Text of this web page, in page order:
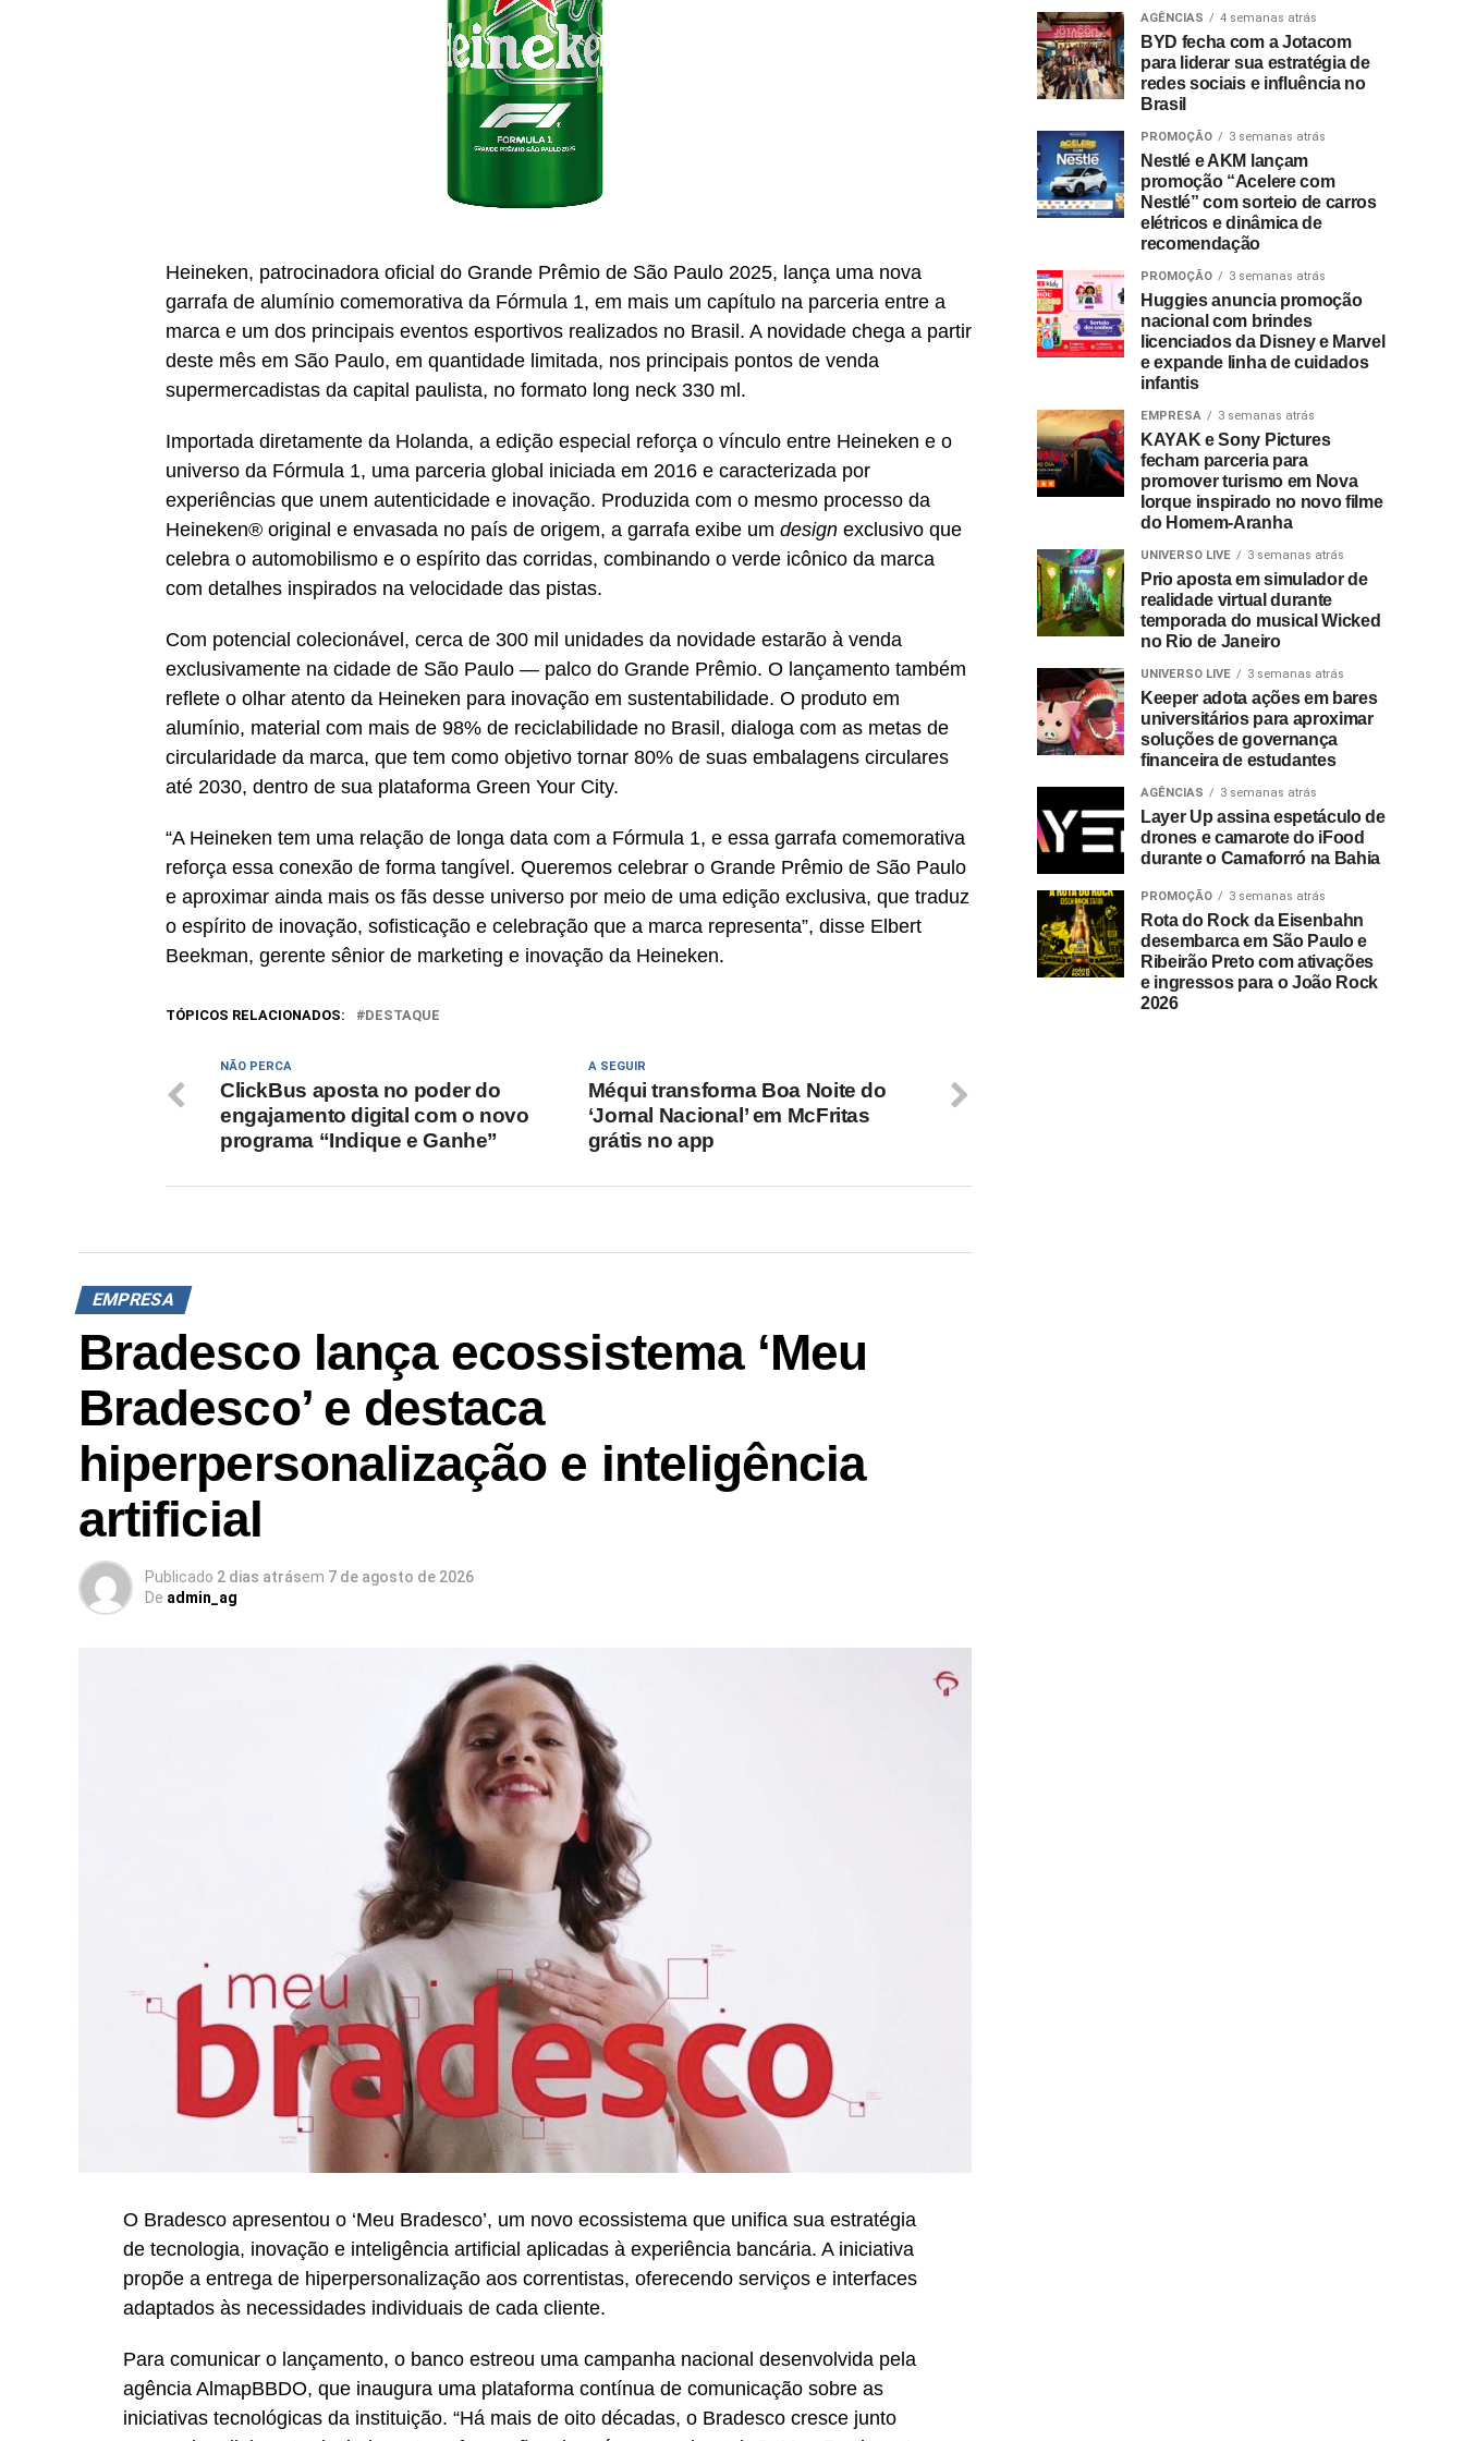
Heineken, patrocinadora oficial do Grande Prêmio de São Paulo 2025, lança uma nova
garrafa de alumínio comemorativa da Fórmula 1, em mais um capítulo na parceria entre a
marca e um dos principais eventos esportivos realizados no Brasil. A novidade chega a partir
deste mês em São Paulo, em quantidade limitada, nos principais pontos de venda
supermercadistas da capital paulista, no formato long neck 330 ml.
Importada diretamente da Holanda, a edição especial reforça o vínculo entre Heineken e o
universo da Fórmula 1, uma parceria global iniciada em 2016 e caracterizada por
experiências que unem autenticidade e inovação. Produzida com o mesmo processo da
Heineken® original e envasada no país de origem, a garrafa exibe um design exclusivo que
celebra o automobilismo e o espírito das corridas, combinando o verde icônico da marca
com detalhes inspirados na velocidade das pistas.
Com potencial colecionável, cerca de 300 mil unidades da novidade estarão à venda
exclusivamente na cidade de São Paulo — palco do Grande Prêmio. O lançamento também
reflete o olhar atento da Heineken para inovação em sustentabilidade. O produto em
alumínio, material com mais de 98% de reciclabilidade no Brasil, dialoga com as metas de
circularidade da marca, que tem como objetivo tornar 80% de suas embalagens circulares
até 2030, dentro de sua plataforma Green Your City.
“A Heineken tem uma relação de longa data com a Fórmula 1, e essa garrafa comemorativa
reforça essa conexão de forma tangível. Queremos celebrar o Grande Prêmio de São Paulo
e aproximar ainda mais os fãs desse universo por meio de uma edição exclusiva, que traduz
o espírito de inovação, sofisticação e celebração que a marca representa”, disse Elbert
Beekman, gerente sênior de marketing e inovação da Heineken.
TÓPICOS RELACIONADOS: DESTAQUE
A SEGUIR
Méqui transforma Boa Noite do
‘Jornal Nacional’ em McFritas
grátis no app
NÃO PERCA
ClickBus aposta no poder do
engajamento digital com o novo
programa “Indique e Ganhe”
EMPRESA
Bradesco lança ecossistema ‘Meu
Bradesco’ e destaca
hiperpersonalização e inteligência
artificial
Publicado 2 dias atrásem 7 de agosto de 2026
De admin_ag
O Bradesco apresentou o ‘Meu Bradesco’, um novo ecossistema que unifica sua estratégia
de tecnologia, inovação e inteligência artificial aplicadas à experiência bancária. A iniciativa
propõe a entrega de hiperpersonalização aos correntistas, oferecendo serviços e interfaces
adaptados às necessidades individuais de cada cliente.
Para comunicar o lançamento, o banco estreou uma campanha nacional desenvolvida pela
agência AlmapBBDO, que inaugura uma plataforma contínua de comunicação sobre as
iniciativas tecnológicas da instituição. “Há mais de oito décadas, o Bradesco cresce junto
AGÊNCIAS 4 semanas atrás
BYD fecha com a Jotacom
para liderar sua estratégia de
redes sociais e influência no
Brasil
PROMOÇÃO 3 semanas atrás
Nestlé e AKM lançam
promoção “Acelere com
Nestlé” com sorteio de carros
elétricos e dinâmica de
recomendação
PROMOÇÃO 3 semanas atrás
Huggies anuncia promoção
nacional com brindes
licenciados da Disney e Marvel
e expande linha de cuidados
infantis
EMPRESA 3 semanas atrás
KAYAK e Sony Pictures
fecham parceria para
promover turismo em Nova
Iorque inspirado no novo filme
do Homem-Aranha
UNIVERSO LIVE 3 semanas atrás
Prio aposta em simulador de
realidade virtual durante
temporada do musical Wicked
no Rio de Janeiro
UNIVERSO LIVE 3 semanas atrás
Keeper adota ações em bares
universitários para aproximar
soluções de governança
financeira de estudantes
AGÊNCIAS 3 semanas atrás
Layer Up assina espetáculo de
drones e camarote do iFood
durante o Camaforró na Bahia
PROMOÇÃO 3 semanas atrás
Rota do Rock da Eisenbahn
desembarca em São Paulo e
Ribeirão Preto com ativações
e ingressos para o João Rock
2026